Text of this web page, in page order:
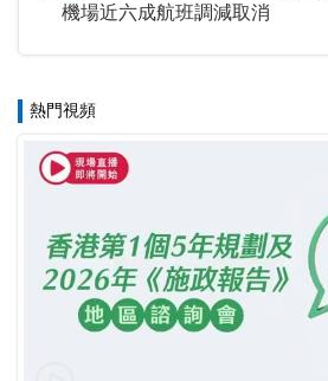
機場近六成航班調減取消
熱門視頻